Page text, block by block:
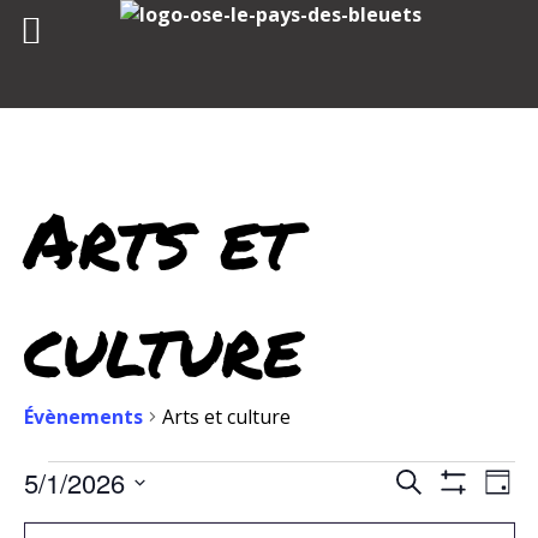
Arts et
culture
Évènements Arts et culture
Évènements Recherche
Les
de
Jour
5/1/2026
Sélectionnez